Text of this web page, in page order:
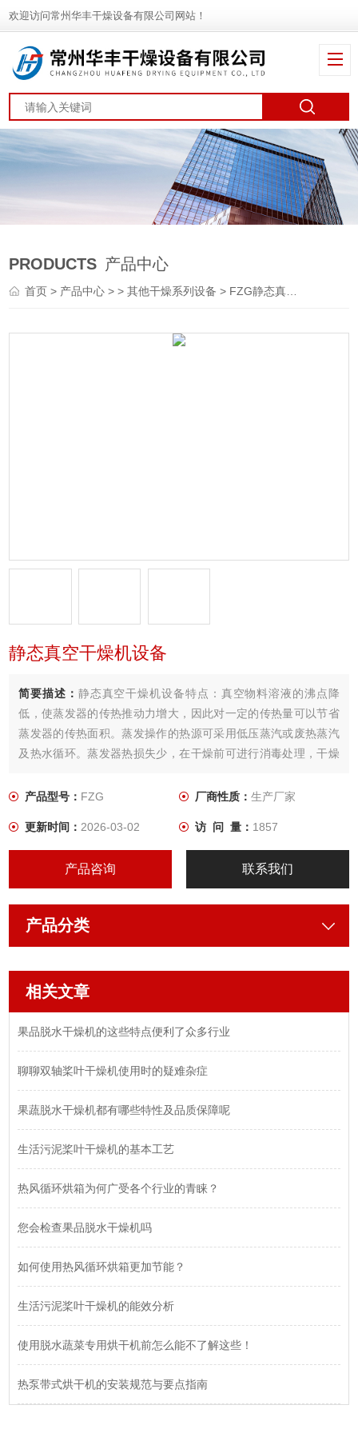
欢迎访问常州华丰干燥设备有限公司网站！
PRODUCTS 产品中心
首页> 产品中心 > >其他干燥系列设备 > FZG静态真空干燥机设备
静态真空干燥机设备
简要描述： 静态真空干燥机设备特点：真空物料溶液的沸点降
低，使蒸发器的传热推动力增大，因此对一定的传热量可以节省
蒸发器的传热面积。蒸发操作的热源可采用低压蒸汽或废热蒸汽
及热水循环。蒸发器热损失少，在干燥前可进行消毒处理，干燥
何纯物混入，符合GMP要求。属于静态真空干燥器，故干燥物料
产品型号： FZG 厂商性质： 生产厂家
更新时间：2026-03-02 访 问 量： 1857
产品咨询 联系我们
产品分类
相关文章
果品脱水干燥机的这些特点便利了众多行业
聊聊双轴桨叶干燥机使用时的疑难杂症
果蔬脱水干燥机都有哪些特性及品质保障呢
生活污泥桨叶干燥机的基本工艺
热风循环烘箱为何广受各个行业的青睐？
您会检查果品脱水干燥机吗
如何使用热风循环烘箱更加节能？
生活污泥桨叶干燥机的能效分析
使用脱水蔬菜专用烘干机前怎么能不了解这些！
热泵带式烘干机的安装规范与要点指南